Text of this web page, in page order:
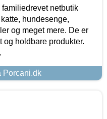
netbutik
hundesenge,
og meget mere. De er
holdbare produkter.
Porcani.dk